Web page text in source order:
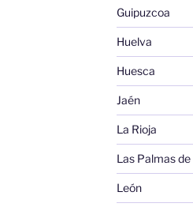
Guipuzcoa
Huelva
Huesca
Jaén
La Rioja
Las Palmas
León